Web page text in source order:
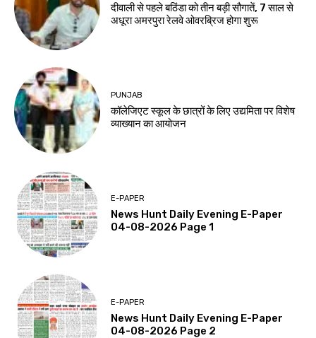
दीवाली से पहले बठिंडा को तीन बड़ी सौगातें, 7 साल से
अधूरा अमरपुरा रेलवे ओवरब्रिज होगा शुरू
PUNJAB
कॉलेजिएट स्कूल के छात्रों के लिए उद्यमिता पर विशेष
व्याख्यान का आयोजन
E-PAPER
News Hunt Daily Evening E-Paper
04-08-2026 Page 1
E-PAPER
News Hunt Daily Evening E-Paper
04-08-2026 Page 2